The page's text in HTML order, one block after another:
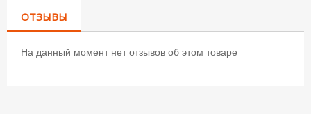
ОТЗЫВЫ
На данный момент нет отзывов об этом товаре